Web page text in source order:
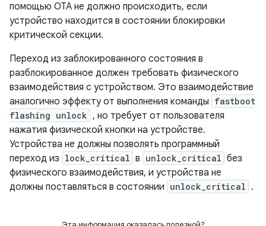
помощью OTA не должно происходить, если
устройство находится в состоянии блокировки
критической секции.
Переход из заблокированного состояния в
разблокированное должен требовать физического
взаимодействия с устройством. Это взаимодействие
аналогично эффекту от выполнения команды fastboot
flashing unlock , но требует от пользователя
нажатия физической кнопки на устройстве.
Устройства не должны позволять программный
переход из lock_critical в unlock_critical без
физического взаимодействия, и устройства не
должны поставляться в состоянии unlock_critical .